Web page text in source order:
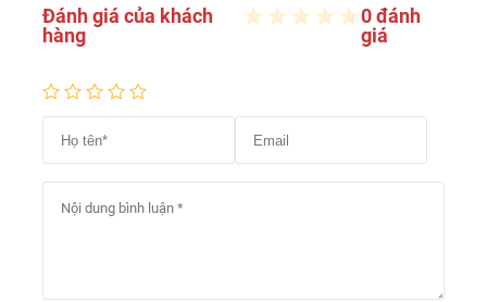
Đánh giá của khách
hàng
0 đánh
giá